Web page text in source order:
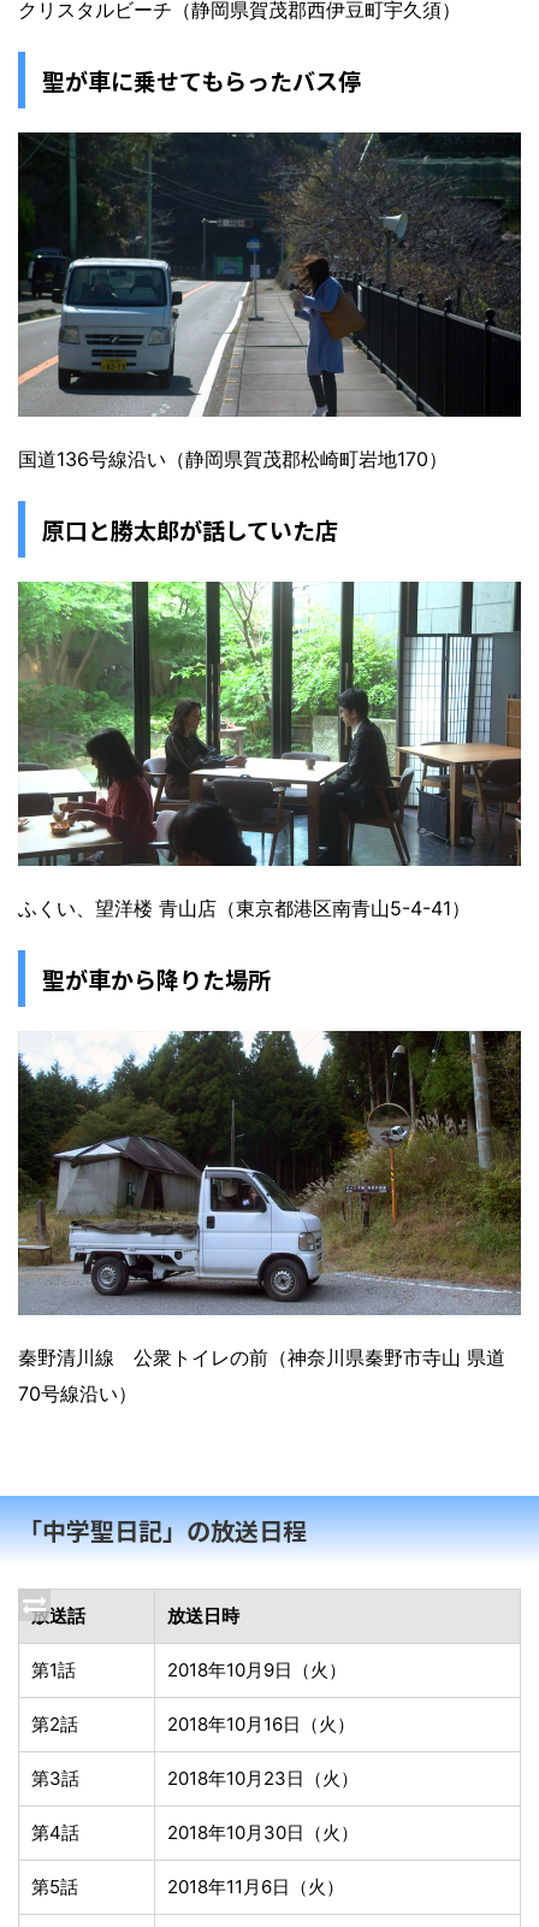
クリスタルビーチ（静岡県賀茂郡西伊豆町宇久須）
聖が車に乗せてもらったバス停
国道136号線沿い（静岡県賀茂郡松崎町岩地170）
原口と勝太郎が話していた店
ふくい、望洋楼 青山店（東京都港区南青山5-4-41）
聖が車から降りた場所
秦野清川線 公衆トイレの前（神奈川県秦野市寺山 県道
70号線沿い）
「中学聖日記」の放送日程
放送話 放送日時
第1話 2018年10月9日（火）
第2話 2018年10月16日（火）
第3話 2018年10月23日（火）
第4話 2018年10月30日（火）
第5話 2018年11月6日（火）